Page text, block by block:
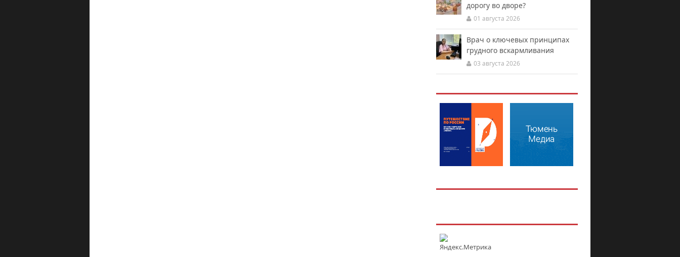
дорогу во дворе?
01 августа 2026
Врач о ключевых принципах
грудного вскармливания
03 августа 2026